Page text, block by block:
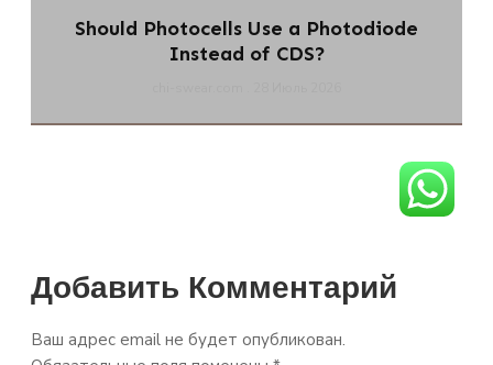
Should Photocells Use a Photodiode
Instead of CDS?
Добавить Комментарий
Ваш адрес email не будет опубликован.